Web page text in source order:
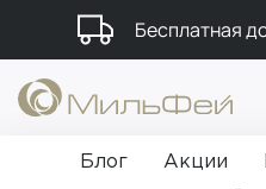
Бесплатная
Подарки в
Блог Акции